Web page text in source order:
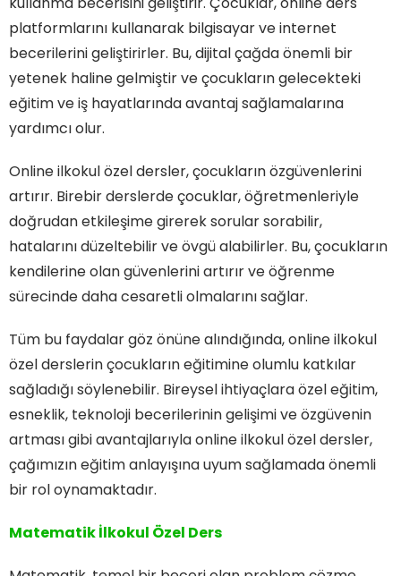
platformlarını kullanarak bilgisayar ve internet
becerilerini geliştirirler. Bu, dijital çağda önemli bir
yetenek haline gelmiştir ve çocukların gelecekteki
eğitim ve iş hayatlarında avantaj sağlamalarına
yardımcı olur.
Online ilkokul özel dersler, çocukların özgüvenlerini
artırır. Birebir derslerde çocuklar, öğretmenleriyle
doğrudan etkileşime girerek sorular sorabilir,
hatalarını düzeltebilir ve övgü alabilirler. Bu, çocukların
kendilerine olan güvenlerini artırır ve öğrenme
sürecinde daha cesaretli olmalarını sağlar.
Tüm bu faydalar göz önüne alındığında, online ilkokul
özel derslerin çocukların eğitimine olumlu katkılar
sağladığı söylenebilir. Bireysel ihtiyaçlara özel eğitim,
esneklik, teknoloji becerilerinin gelişimi ve özgüvenin
artması gibi avantajlarıyla online ilkokul özel dersler,
çağımızın eğitim anlayışına uyum sağlamada önemli
bir rol oynamaktadır.
Matematik İlkokul Özel Ders